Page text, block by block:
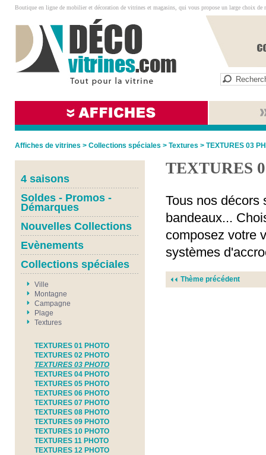
Boutique en ligne de mobilier et décoration de vitrines et magasins, qui vous propose un large choix de
Affiches de vitrines > Collections spéciales > Textures > TEXTURES 03
4 saisons
Soldes - Promos -
Démarques
Nouvelles Collections
Evènements
Collections spéciales
Ville
Montagne
Campagne
Plage
Textures
TEXTURES 01 PHOTO
TEXTURES 02 PHOTO
TEXTURES 03 PHOTO
TEXTURES 04 PHOTO
TEXTURES 05 PHOTO
TEXTURES 06 PHOTO
TEXTURES 07 PHOTO
TEXTURES 08 PHOTO
TEXTURES 09 PHOTO
TEXTURES 10 PHOTO
TEXTURES 11 PHOTO
TEXTURES 12 PHOTO
TEXTURES
Tous nos décors
bandeaux...
composez votre
systèmes
Thème précédent